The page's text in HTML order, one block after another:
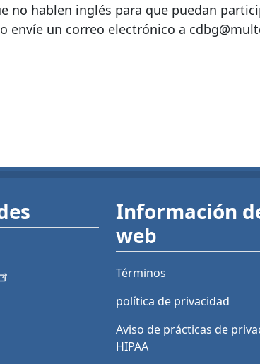
no hablen inglés para que puedan
envíe un correo electrónico a
Información
web
Términos
política de privacidad
Aviso de prácticas de
HIPAA